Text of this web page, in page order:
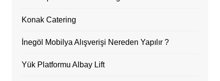
Konak Catering
İnegöl Mobilya Alışverişi Nereden Yapılır ?
Yük Platformu Albay Lift